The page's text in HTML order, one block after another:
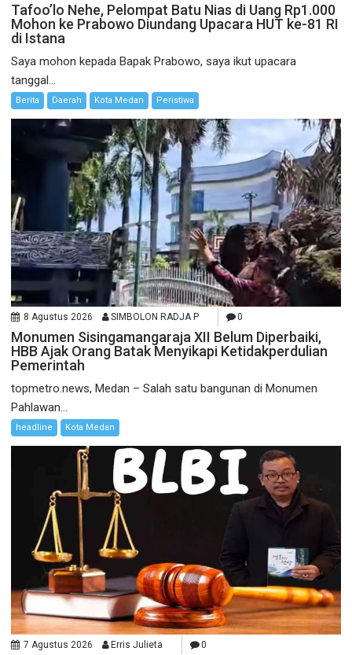
Tafoo’lo Nehe, Pelompat Batu Nias di Uang Rp1.000
Mohon ke Prabowo Diundang Upacara HUT ke-81 RI
di Istana
Saya mohon kepada Bapak Prabowo, saya ikut upacara
tanggal...
Berita Daerah Kota Medan Peristiwa
8 Agustus 2026 SIMBOLON RADJA P 0
Monumen Sisingamangaraja XII Belum Diperbaiki,
HBB Ajak Orang Batak Menyikapi Ketidakperdulian
Pemerintah
topmetro.news, Medan – Salah satu bangunan di Monumen
Pahlawan...
headline Kota Medan
7 Agustus 2026 Erris Julieta 0